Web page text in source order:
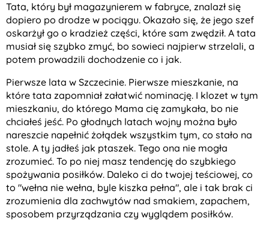
Tata, który był magazynierem w fabryce, znalazł się
dopiero po drodze w pociągu. Okazało się, że jego szef
oskarżył go o kradzież części, które sam zwędził. A tata
musiał się szybko zmyć, bo sowieci najpierw strzelali, a
potem prowadzili dochodzenie co i jak.
Pierwsze lata w Szczecinie. Pierwsze mieszkanie, na
które tata zapomniał załatwić nominację. I klozet w tym
mieszkaniu, do którego Mama cię zamykała, bo nie
chciałeś jeść. Po głodnych latach wojny można było
nareszcie napełnić żołądek wszystkim tym, co stało na
stole. A ty jadłeś jak ptaszek. Tego ona nie mogła
zrozumieć. To po niej masz tendencję do szybkiego
spożywania posiłków. Daleko ci do twojej teściowej, co
to "wełna nie wełna, byle kiszka pełna", ale i tak brak ci
zrozumienia dla zachwytów nad smakiem, zapachem,
sposobem przyrządzania czy wyglądem posiłków.